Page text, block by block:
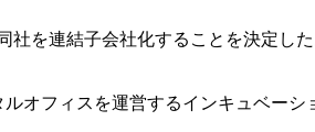
社を連結子会社化することを決定した
オフィスを運営するインキュベーシ